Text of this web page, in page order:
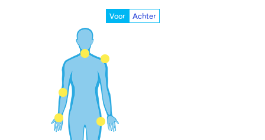
Voor Achter